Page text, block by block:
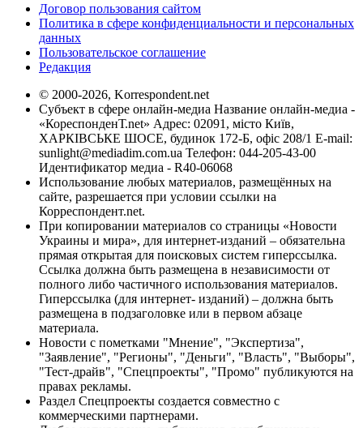
Договор пользования сайтом
Политика в сфере конфиденциальности и персональных
данных
Пользовательское соглашение
Редакция
© 2000-2026, Korrespondent.net
Субъект в сфере онлайн-медиа Название онлайн-медиа -
«КореспонденТ.net» Адрес: 02091, місто Київ,
ХАРКІВСЬКЕ ШОСЕ, будинок 172-Б, офіс 208/1 E-mail:
sunlight@mediadim.com.ua Телефон: 044-205-43-00
Идентификатор медиа - R40-06068
Использование любых материалов, размещённых на
сайте, разрешается при условии ссылки на
Корреспондент.net.
При копировании материалов со страницы «Новости
Украины и мира», для интернет-изданий – обязательна
прямая открытая для поисковых систем гиперссылка.
Ссылка должна быть размещена в независимости от
полного либо частичного использования материалов.
Гиперссылка (для интернет- изданий) – должна быть
размещена в подзаголовке или в первом абзаце
материала.
Новости с пометками "Мнение", "Экспертиза",
"Заявление", "Регионы", "Деньги", "Власть", "Выборы",
"Тест-драйв", "Спецпроекты", "Промо" публикуются на
правах рекламы.
Раздел Спецпроекты создается совместно с
коммерческими партнерами.